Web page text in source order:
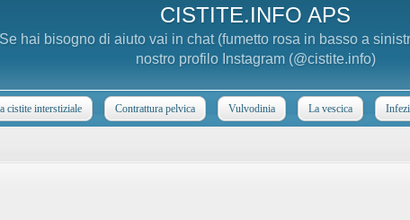
CISTITE.INFO APS
hai bisogno di aiuto vai in chat (fumetto rosa in basso a
nostro profilo Instagram (@cistite.info)
cistite interstiziale Contrattura pelvica Vulvodinia La vescica